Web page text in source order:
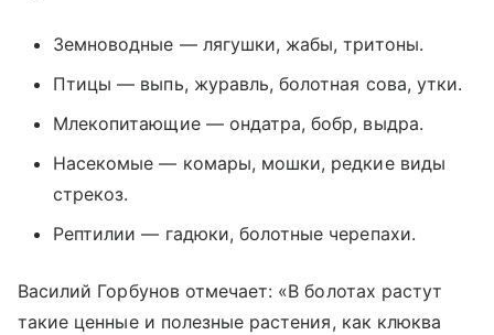
Земноводные — лягушки, жабы, тритоны.
Птицы — выпь, журавль, болотная сова, утки.
Млекопитающие — ондатра, бобр, выдра.
Насекомые — комары, мошки, редкие виды
стрекоз.
Рептилии — гадюки, болотные черепахи.
Василий Горбунов отмечает: «В болотах растут
такие ценные и полезные растения, как клюква